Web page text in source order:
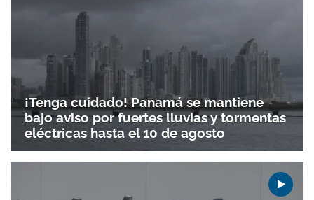
¡Tenga cuidado! Panamá se mantiene
bajo aviso por fuertes lluvias y tormentas
eléctricas hasta el 10 de agosto